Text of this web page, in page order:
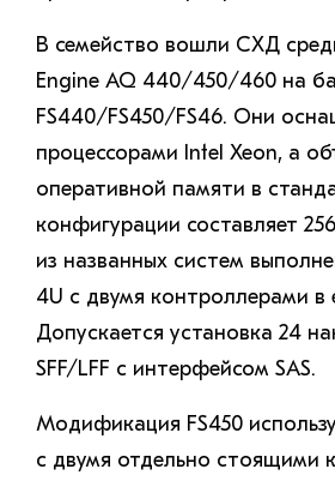
В семейство вошли СХД
Engine AQ 440/450/460 на
FS440/FS450/FS46. Они
процессорами Intel Xeon, а
оперативной памяти в
конфигурации составляет
из названных систем
4U с двумя контроллерами в
Допускается установка 24
SFF/LFF с интерфейсом SAS.
Модификация FS450
с двумя отдельно стоящими